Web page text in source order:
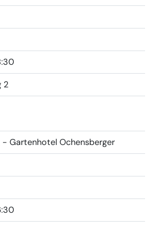
2
- Gartenhotel Ochensberger